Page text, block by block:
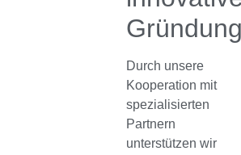
Durch unsere
Kooperation mit
spezialisierten
Partnern
unterstützen wir